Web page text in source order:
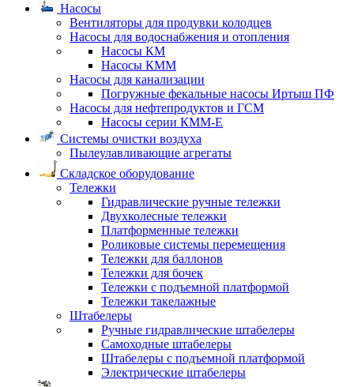
Насосы
Вентиляторы для продувки колодцев
Насосы для водоснабжения и отопления
Насосы КМ
Насосы КММ
Насосы для канализации
Погружные фекальные насосы Иртыш ПФ
Насосы для нефтепродуктов и ГСМ
Насосы серии КММ-Е
Системы очистки воздуха
Пылеулавливающие агрегаты
Складское оборудование
Тележки
Гидравлические ручные тележки
Двухколесные тележки
Платформенные тележки
Роликовые системы перемещения
Тележки для баллонов
Тележки для бочек
Тележки с подъемной платформой
Тележки такелажные
Штабелеры
Ручные гидравлические штабелеры
Самоходные штабелеры
Штабелеры с подъемной платформой
Электрические штабелеры